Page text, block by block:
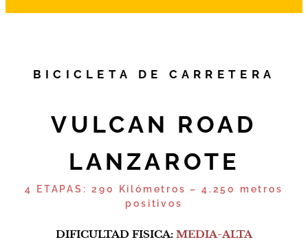
BICICLETA DE CARRETERA
VULCAN ROAD
LANZAROTE
4 ETAPAS: 290 Kilómetros – 4.250 metros
positivos
DIFICULTAD FISICA: MEDIA-ALTA